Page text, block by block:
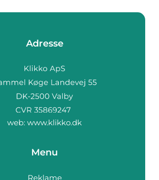
Adresse
web: www.klikko.dk
Menu
Reklame